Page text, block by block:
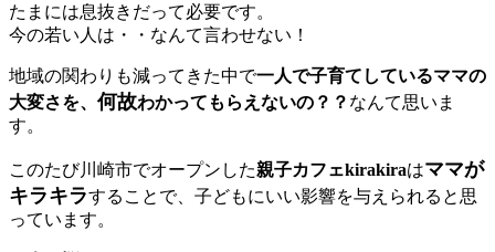
たまには息抜きだって必要です。
今の若い人は・・なんて言わせない！
地域の関わりも減ってきた中で一人で子育てしているママの
大変さを、 何故わかってもらえないの？？ なんて思いま
す。
このたび川崎市でオープンした親子カフェkirakiraはママが
キラキラすることで、子どもにいい影響を与えられると思
っています。